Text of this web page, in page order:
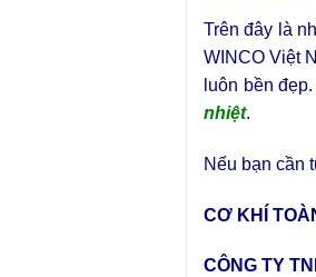
Trên đây là
WINCO Việt
luôn bền
nhiệt.
Nếu bạn cần
CƠ KHÍ
CÔNG TY